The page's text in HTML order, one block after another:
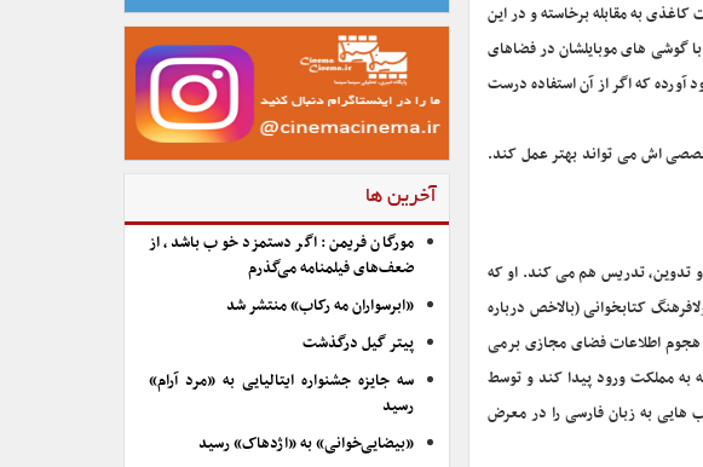
به مقابله برخاسته و در این
گوشی های موبایلشان در فضاهای
آورده که اگر از آن استفاده درست
اش می تواند بهتر عمل کند.
و تدوین، تدریس هم می کند. او که
کتابخوانی (بالاخص درباره
هجوم اطلاعات فضای مجازی برمی
به مملکت ورود پیدا کند و توسط
هایی به زبان فارسی را در معرض
آخرین ها
مورگان فریمن: اگر دستمزد خوب باشد، از
ضعف‌های فیلمنامه می‌گذرم
«ابرسواران مه رکاب» منتشر شد
پیتر گیل درگذشت
سه جایزه جشنواره ایتالیایی به «مرد آرام»
رسید
«بیضایی‌خوانی» به «اژدهاک» رسید